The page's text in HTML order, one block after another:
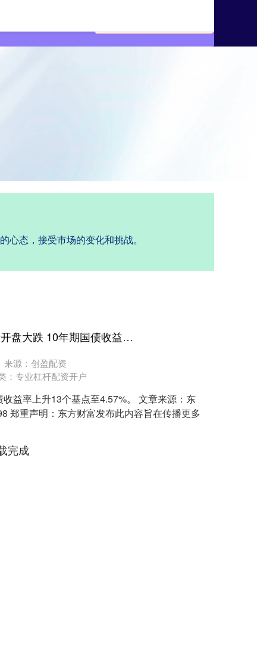
态，接受市场的变化和挑战。
嘉垦配资APP下载 英国国债开盘大跌 10年期国债收益率上升13个基点至4.57%
来源：创盈配资
： 专业杠杆配资开户
益率上升13个基点至4.57%。 文章来源：东
郑重声明：东方财富发布此内容旨在传播更多
完成